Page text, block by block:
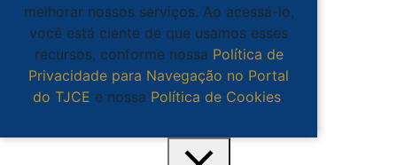
melhorar nossos serviços. Ao acessá-lo,
você está ciente de que usamos esses
recursos, conforme nossa Política de
Privacidade para Navegação no Portal
do TJCE e nossa Política de Cookies.